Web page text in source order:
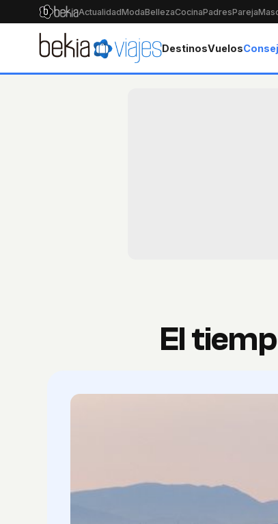
ActualidadModaBellezaCocinaPadresPareja
DestinosVuelos
El